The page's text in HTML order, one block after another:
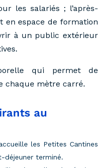
les salariés ; l’après-
en espace de formation
à un public extérieur
qui permet de
chaque mètre carré.
au
les Petites Cantines
déjeuner terminé.